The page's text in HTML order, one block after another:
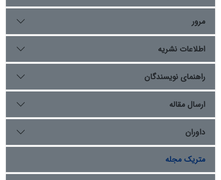
شباهت‌ها در انتخاب صحنه­ ها و پیکره­ها، روایتگری تاریخی
و مذهبی، پرداخت تصویری، ترکیب‌بندی و خط گذاری‌های
بیانگر دیده می‌شود. پس­ زمینه­ ها در کاشی نگاره‌ها بیشتر
مورد توجه بوده و طراحی زنان در این بنا مشهود است. البته
در نسخ کلیات جودی، زنان بیش از سایر نسخ، در صحنه­ها
حضور دارند. بیان مفاهیم پایداری و برتری نیروی خیر بر شر و
توجه به عملکرد یاران اولیاء از جمله مفاهیم ارزشمندی است
که با عناصر تجسمی و تأثیر ترکیب‌بندی­ های متنوع شاخص
شده است.
مرور
اطلاعات نشریه
راهنمای نویسندگان
ارسال مقاله
داوران
متریک مجله